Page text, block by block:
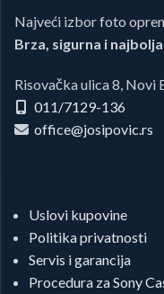
Najveći izbor foto
Brza, sigurna i
Risovačka ulica 8, Novi
011/7129-136
office@josipovic.rs
Uslovi kupovine
Politika privatnosti
Servis i garancija
Procedura za Sony